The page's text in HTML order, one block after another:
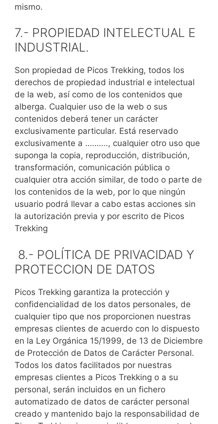
mismo.
7.- PROPIEDAD INTELECTUAL E
INDUSTRIAL.
Son propiedad de Picos Trekking, todos los
derechos de propiedad industrial e intelectual
de la web, así como de los contenidos que
alberga. Cualquier uso de la web o sus
contenidos deberá tener un carácter
exclusivamente particular. Está reservado
exclusivamente a ………., cualquier otro uso que
suponga la copia, reproducción, distribución,
transformación, comunicación pública o
cualquier otra acción similar, de todo o parte de
los contenidos de la web, por lo que ningún
usuario podrá llevar a cabo estas acciones sin
la autorización previa y por escrito de Picos
Trekking
8.- POLÍTICA DE PRIVACIDAD Y
PROTECCION DE DATOS
Picos Trekking garantiza la protección y
confidencialidad de los datos personales, de
cualquier tipo que nos proporcionen nuestras
empresas clientes de acuerdo con lo dispuesto
en la Ley Orgánica 15/1999, de 13 de Diciembre
de Protección de Datos de Carácter Personal.
Todos los datos facilitados por nuestras
empresas clientes a Picos Trekking o a su
personal, serán incluidos en un fichero
automatizado de datos de carácter personal
creado y mantenido bajo la responsabilidad de